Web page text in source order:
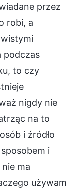
przez
robi, a
podczas
to czy
nigdy nie
na to
i źródło
i
ma
używam